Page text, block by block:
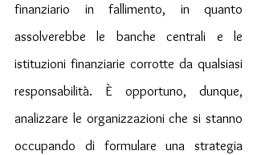
finanziario in fallimento, in quanto
assolverebbe le banche centrali e le
istituzioni finanziarie corrotte da qualsiasi
responsabilità. È opportuno, dunque,
analizzare le organizzazioni che si stanno
occupando di formulare una strategia